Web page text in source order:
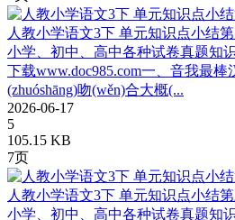
人教小学语文3下 单元知识点小结
小学、初中、高中各种试卷真题知
下载www.doc985.com一、音我最
(zhuóshāng)吻(wěn)合大概(...
2026-06-17
5
105.15 KB
7页
人教小学语文3下 单元知识点小结
小学、初中、高中各种试卷真题知